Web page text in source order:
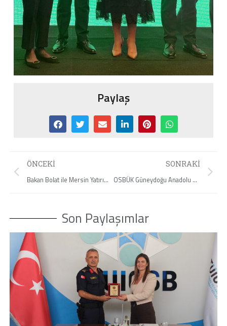
Paylaş
ÖNCEKI
Bakan Bolat ile Mersin Yatırımları İstişare Edildi.
SONRAKI
OSBÜK Güneydoğu Anadolu Bölge Toplantısı
Son Paylaşımlar